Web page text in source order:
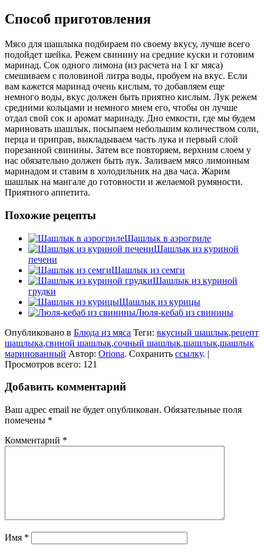
Способ приготовления
Мясо для шашлыка подбираем по своему вкусу, лучше всего
подойдет шейка. Режем свинину на средние куски и готовим
маринад. Сок одного лимона (из расчета на 1 кг мяса)
смешиваем с половиной литра воды, пробуем на вкус. Если
вам кажется маринад очень кислым, то добавляем еще
немного воды, вкус должен быть приятно кислым. Лук режем
средними кольцами и немного мнем его, чтобы он лучше
отдал свой сок и аромат маринаду. Дно емкости, где мы будем
мариновать шашлык, посыпаем небольшим количеством соли,
перца и приправ, выкладываем часть лука и первый слой
порезанной свинины. Затем все повторяем, верхним слоем у
нас обязательно должен быть лук. Заливаем мясо лимонным
маринадом и ставим в холодильник на два часа. Жарим
шашлык на мангале до готовности и желаемой румяности.
Приятного аппетита.
Похожие рецепты
Шашлык в аэрогриле
Шашлык из куриной
печени
Шашлык из семги
Шашлык из куриной
грудки
Шашлык из курицы
Люля-кебаб из свинины
Опубликовано в Блюда из мяса Теги: вкусный шашлык,рецепт
шашлыка,свиной шашлык,сочный шашлык,шашлык,шашлык
маринованный Автор: Oriona. Сохранить ссылку. |
Просмотров всего: 121
Добавить комментарий
Ваш адрес email не будет опубликован. Обязательные поля
помечены *
Комментарий *
Имя *